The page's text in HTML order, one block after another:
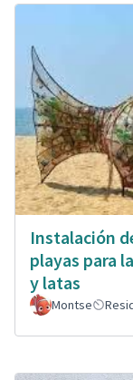
Instalación
playas para
y latas
Montse